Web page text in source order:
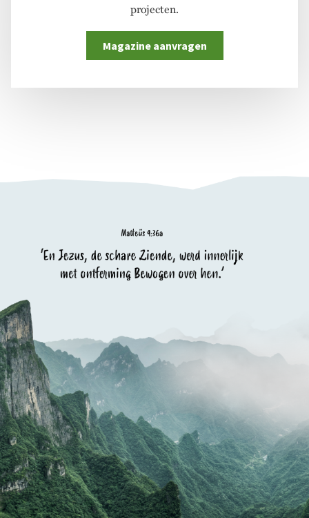
projecten.
Magazine aanvragen